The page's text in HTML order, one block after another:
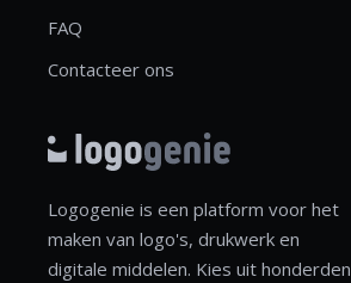
FAQ
Contacteer ons
Logogenie is een platform voor het
maken van logo's, drukwerk en
digitale middelen. Kies uit honderden